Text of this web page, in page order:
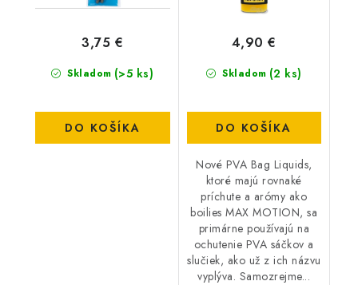
Skladom (>5 ks)
3,75 €
DO KOŠÍKA
Skladom (2 ks)
4,90 €
DO KOŠÍKA
Nové PVA Bag Liquids,
ktoré majú rovnaké
príchute a arómy ako
boilies MAX MOTION, sa
primárne používajú na
ochutenie PVA sáčkov a
slučiek, ako už z ich názvu
vyplýva. Samozrejme...